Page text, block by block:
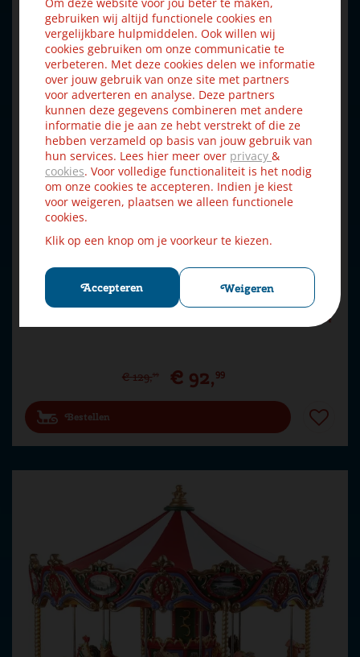
gebruiken wij altijd functionele cookies en
vergelijkbare hulpmiddelen. Ook willen wij
cookies gebruiken om onze communicatie te
verbeteren. Met deze cookies delen we informatie
over jouw gebruik van onze site met partners
voor adverteren en analyse. Deze partners
kunnen deze gegevens combineren met andere
informatie die je aan ze hebt verstrekt of die ze
hebben verzameld op basis van jouw gebruik van
hun services. Lees hier meer over privacy &
cookies. Voor volledige functionaliteit is het nodig
om onze cookies te accepteren. Indien je kiest
voor weigeren, plaatsen we alleen functionele
cookies.
Klik op een knop om je voorkeur te kiezen.
Accepteren
Weigeren
Lemax santa carousel bewegende draaimolen Carnival 2014
€ 129,99 € 92,99
Bestellen